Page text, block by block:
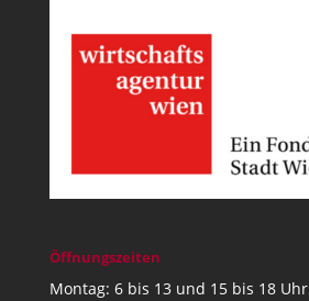
Öffnungszeiten
Montag: 6 bis 13 und 15 bis 18 Uhr